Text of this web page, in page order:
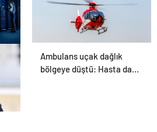
Ambulans uçak dağlık
bölgeye düştü: Hasta da